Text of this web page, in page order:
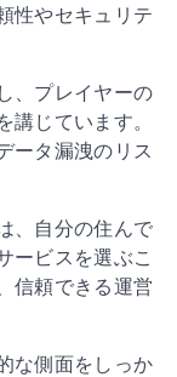
性やセキュリテ
、プレイヤーの
じています。
ータ漏洩のリス
、自分の住んで
ービスを選ぶこ
信頼できる運営
な側面をしっか